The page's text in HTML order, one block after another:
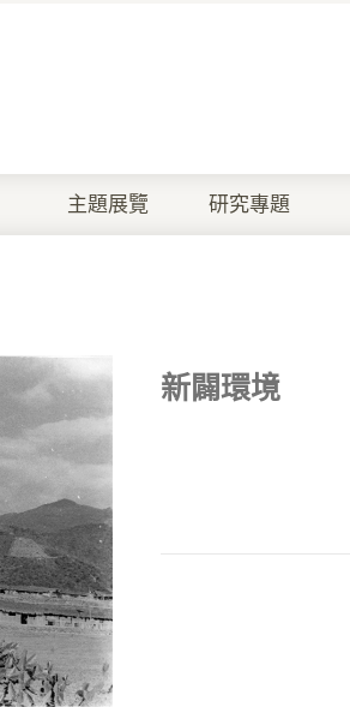
主題展覽 研究專題
新闢環境